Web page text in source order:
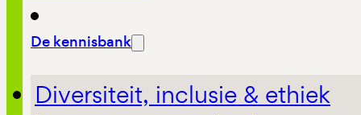
De kennisbank
Diversiteit, inclusie & ethiek